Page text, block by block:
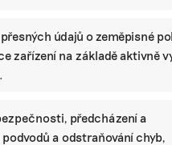
údajů o zeměpisné
zařízení na základě aktivně
předcházení a
a odstraňování chyb,
její hodnotu, říká expertka